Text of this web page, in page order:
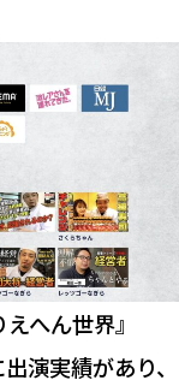
へん世界』
演実績があり、